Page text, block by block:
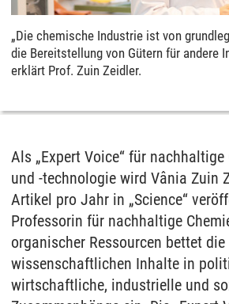
„Die chemische Industrie ist von
die Bereitstellung von Gütern für andere
erklärt Prof. Zuin Zeidler.
Als „Expert Voice“ für
und -technologie wird Vânia Zuin
Artikel pro Jahr in „Science“
Professorin für nachhaltige
organischer Ressourcen bettet die
wissenschaftlichen Inhalte in
wirtschaftliche, industrielle und